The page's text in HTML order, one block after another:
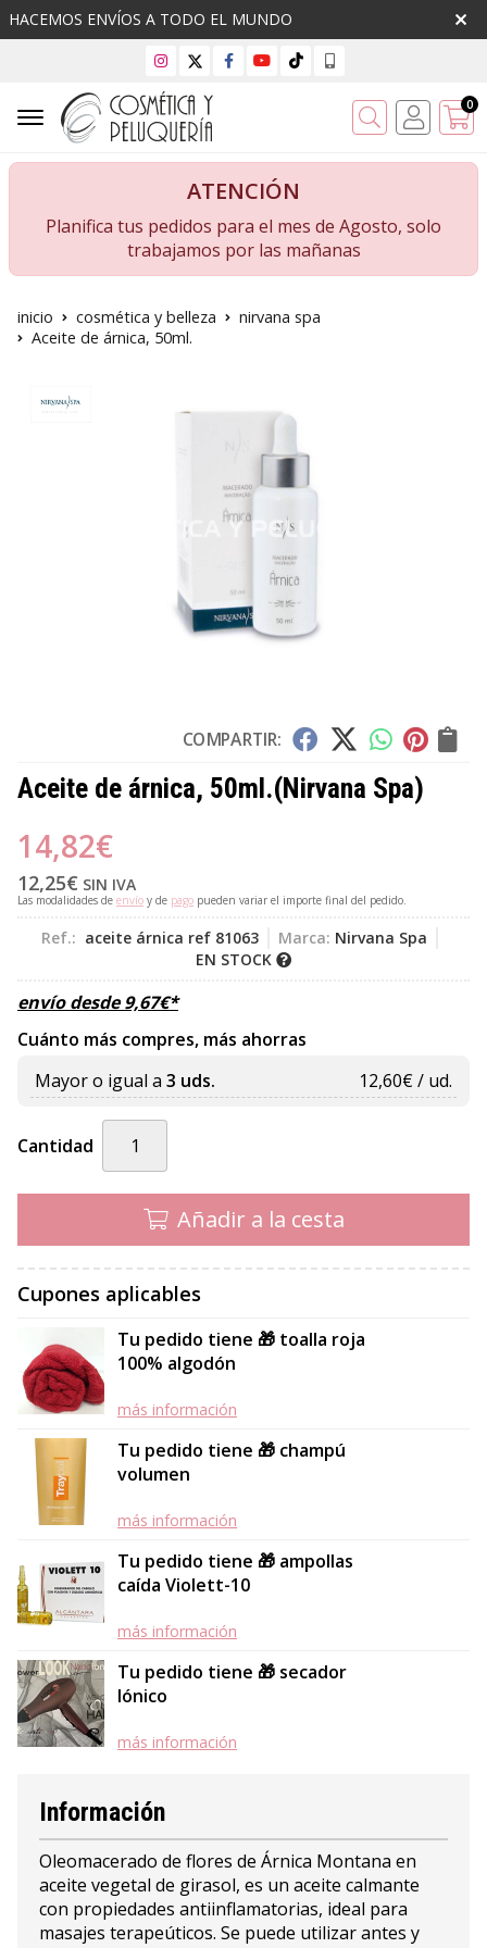
HACEMOS ENVÍOS A TODO EL MUNDO
Buscar 0
ATENCIÓN
Planifica tus pedidos para el mes de Agosto, solo
trabajamos por las mañanas
inicio cosmética y belleza
nirvana spa
Aceite de árnica, 50ml.
COMPARTIR:
Aceite de árnica, 50ml.(Nirvana Spa)
14,82€
12,25€ SIN IVA
Las modalidades de envío y de pago pueden variar el importe final del pedido.
Ref.: aceite árnica ref 81063 Marca: Nirvana Spa
EN STOCK
envío desde9,67€*
Cuánto más compres, más ahorras
Mayor o igual a 3 uds. 12,60€ / ud.
Cantidad
Añadir a la cesta
Cupones aplicables
Tu pedido tiene 🎁 toalla roja
100% algodón
más información
Tu pedido tiene 🎁 champú
volumen
más información
Tu pedido tiene 🎁 ampollas
caída Violett-10
más información
Tu pedido tiene 🎁 secador
Iónico
más información
Información
Oleomacerado de flores de Árnica Montana en
aceite vegetal de girasol, es un aceite calmante
con propiedades antiinflamatorias, ideal para
masajes terapeúticos. Se puede utilizar antes y